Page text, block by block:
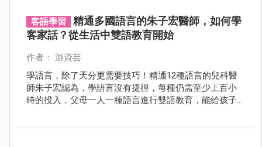
客語學習
精通多國語言的朱子宏醫師，如何學
客家話？從生活中雙語教育開始
作者： 游資芸
學語言，除了天分更需要技巧！精通12種語言的兒科醫
師朱子宏認為，學語言沒有捷徑，每種仍需至少上百小
時的投入，父母一人一種語言進行雙語教育，能給孩子